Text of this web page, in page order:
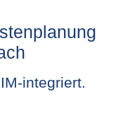
integriert.